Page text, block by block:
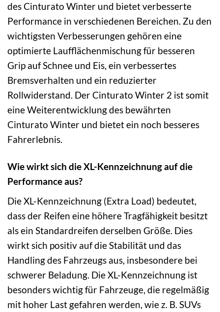
des Cinturato Winter und bietet verbesserte
Performance in verschiedenen Bereichen. Zu den
wichtigsten Verbesserungen gehören eine
optimierte Laufflächenmischung für besseren
Grip auf Schnee und Eis, ein verbessertes
Bremsverhalten und ein reduzierter
Rollwiderstand. Der Cinturato Winter 2 ist somit
eine Weiterentwicklung des bewährten
Cinturato Winter und bietet ein noch besseres
Fahrerlebnis.
Wie wirkt sich die XL-Kennzeichnung auf die
Performance aus?
Die XL-Kennzeichnung (Extra Load) bedeutet,
dass der Reifen eine höhere Tragfähigkeit besitzt
als ein Standardreifen derselben Größe. Dies
wirkt sich positiv auf die Stabilität und das
Handling des Fahrzeugs aus, insbesondere bei
schwerer Beladung. Die XL-Kennzeichnung ist
besonders wichtig für Fahrzeuge, die regelmäßig
mit hoher Last gefahren werden, wie z. B. SUVs